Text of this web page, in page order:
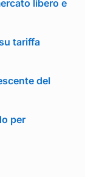
libero e
tariffa
del
per